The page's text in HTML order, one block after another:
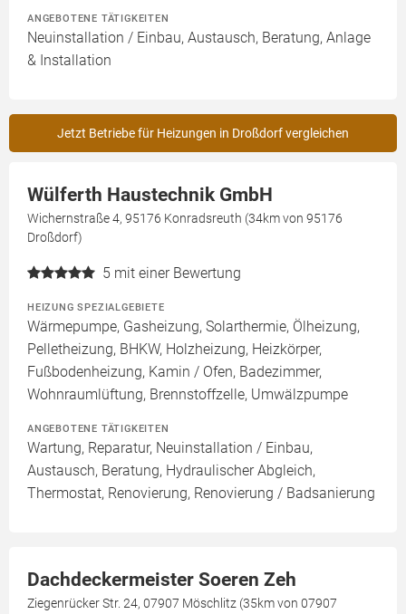
ANGEBOTENE TÄTIGKEITEN
Neuinstallation / Einbau, Austausch, Beratung, Anlage
& Installation
Jetzt Betriebe für Heizungen in Droßdorf vergleichen
Wülferth Haustechnik GmbH
Wichernstraße 4, 95176 Konradsreuth (34km von 95176
Droßdorf)
5 mit einer Bewertung
HEIZUNG SPEZIALGEBIETE
Wärmepumpe, Gasheizung, Solarthermie, Ölheizung,
Pelletheizung, BHKW, Holzheizung, Heizkörper,
Fußbodenheizung, Kamin / Ofen, Badezimmer,
Wohnraumlüftung, Brennstoffzelle, Umwälzpumpe
ANGEBOTENE TÄTIGKEITEN
Wartung, Reparatur, Neuinstallation / Einbau,
Austausch, Beratung, Hydraulischer Abgleich,
Thermostat, Renovierung, Renovierung / Badsanierung
Dachdeckermeister Soeren Zeh
Ziegenrücker Str. 24, 07907 Möschlitz (35km von 07907